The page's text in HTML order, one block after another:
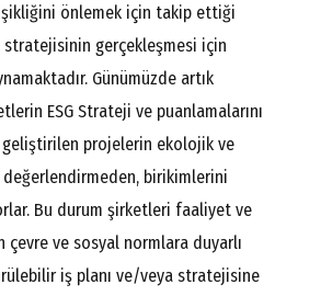
önlemek için takip ettiği
gerçekleşmesi için
Günümüzde artık
ESG Strateji ve puanlamalarını
geliştirilen projelerin ekolojik ve
birikimlerini
Bu durum şirketleri faaliyet ve
çevre ve sosyal normlara duyarlı
iş planı ve/veya stratejisine